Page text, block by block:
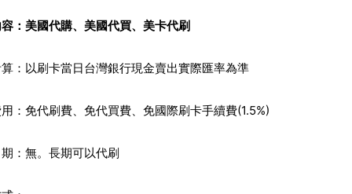
： 美國代購、 美國代買、 美卡代刷
：以刷卡當日台灣銀行現金賣出實際匯率為準
：免代刷費、免代買費、免國際刷卡手續費(1.5%)
：無。長期可以代刷